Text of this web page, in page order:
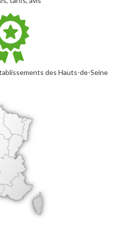
des Hauts-de-Seine